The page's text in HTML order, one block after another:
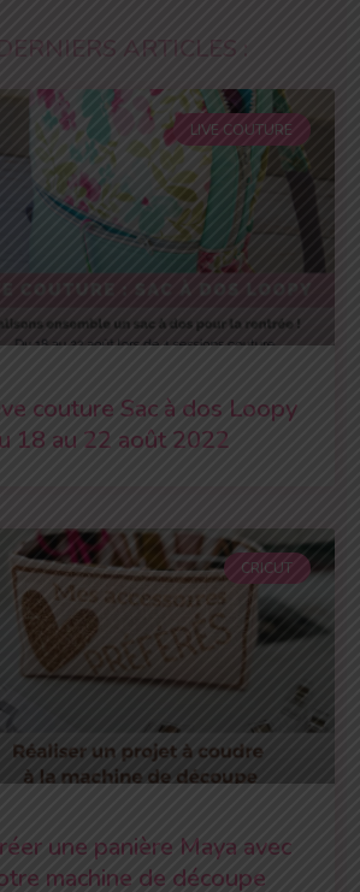
ARTICLES :
LIVE COUTURE
couture Sac à dos Loopy
18 au 22 août 2022
CRICUT
une panière Maya avec
machine de découpe